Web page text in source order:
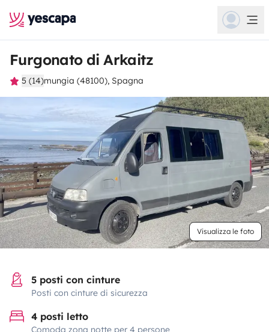
Furgonato di Arkaitz
5 (14)mungia (48100), Spagna
Visualizza le foto
5 posti con cinture
Posti con cinture di sicurezza
4 posti letto
Comoda zona notte per 4 persone